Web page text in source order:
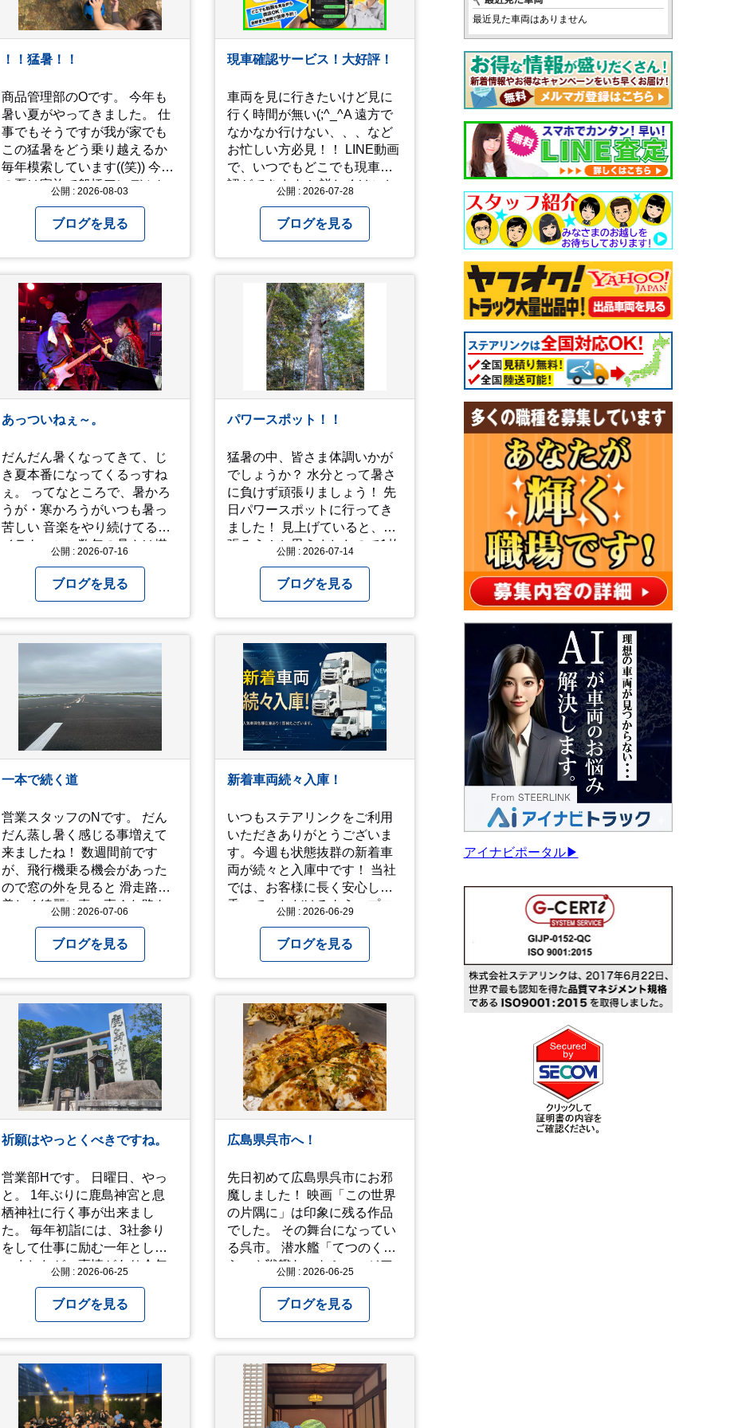
！！猛暑！！
商品管理部のOです。 今年も
暑い夏がやってきました。 仕
事でもそうですが我が家でも
この猛暑をどう乗り越えるか
毎年模索しています((笑)) 今年
の夏は家族で船橋アンデルセ
いっきり水遊びをさせまし
た。 2人でびしょ濡れになり
ながら沢山遊んでくれまし
た。 さて、来年の猛暑はどう
乗り越えるかまた模索してみ
ようと思います。
公開 : 2026-08-03
ブログを見る
現車確認サービス！大好評！
車両を見に行きたいけど見に
行く時間が無い(;^_^A 遠方で
なかなか行けない、、、など
お忙しい方必見！！ LINE動画
で、いつでもどこでも現車確
認ができます！ 詳しくはこち
https://www.steerlink.co.jp/truckinfo/live/
公開 : 2026-07-28
ブログを見る
あっついねぇ～。
だんだん暑くなってきて、じ
き夏本番になってくるっすね
ぇ。 ってなところで、暑かろ
うが・寒かろうがいつも暑っ
苦しい 音楽をやり続けてるオ
イラも、ここ数年の暑さは堪
は写真と動画上げときます。
昨年秋に、娘とのユニットで
「人間椅子」のカバーバンド
「人間イヌ」のライブ画像＆
しており、娘のファンからも
アップしてくれと たくさんお
願いされてやす。本人から
「メッ！」とされているので
ここだけの公開とします。 非
常に暑苦しいのでご観覧され
る方は、ご注意くださいま
せ。 では、熱中症に気を付け
https://youtu.be/QWVP8qzpsUE
公開 : 2026-07-16
ブログを見る
パワースポット！！
猛暑の中、皆さま体調いかが
でしょうか？ 水分とって暑さ
に負けず頑張りましょう！ 先
日パワースポットに行ってき
ました！ 見上げていると、頑
張ろう！と思えましたので1枚
公開 : 2026-07-14
ブログを見る
一本で続く道
営業スタッフのNです。 だん
だん蒸し暑く感じる事増えて
来ましたね！ 数週間前です
が、飛行機乗る機会があった
ので窓の外を見ると 滑走路の
美しく綺麗に真っ直ぐな路を
い出したりしました… 心が洗
われるような気持ちにもなり
ました。 たまにこういう景色
も見るのも、いいものです
ね！(^^ゞ これから暑さ本番に
なりますが皆様方くれぐれも
ご自愛ください
公開 : 2026-07-06
ブログを見る
新着車両続々入庫！
いつもステアリンクをご利用
いただきありがとうございま
す。今週も状態抜群の新着車
両が続々と入庫中です！ 当社
では、お客様に長く安心して
乗っていただけるよう、プロ
りを細かくチェック。確かな
「高品質」と納得できた即戦
力車両のみを厳選して仕入れ
ています。自慢のラインナッ
プを、ぜひお早めにご確認く
ださい！
公開 : 2026-06-29
ブログを見る
祈願はやっとくべきですね。
営業部Hです。 日曜日、やっ
と。 1年ぶりに鹿島神宮と息
栖神社に行く事が出来まし
た。 毎年初詣には、3社参り
をして仕事に励む一年として
いましたが、事情があり今年
宮のみ参拝。 今年一年の祈願
をしていないせいか？ 年始か
らですが、周りであまり良い
ことが耳に入らずで。気掛か
りな事がいくつか...。 年始か
ら、あっという間に半年が過
ぎやっとこさ。 3日後のこ
と。不思議ですね。 気にかか
公開 : 2026-06-25
ブログを見る
広島県呉市へ！
先日初めて広島県呉市にお邪
魔しました！ 映画「この世界
の片隅に」は印象に残る作品
でした。 その舞台になってい
る呉市。 潜水艦「てつのくじ
ら」や戦艦ヤマトミュージア
戦後の街の様子を知ることが
できました。 戦争についての
情報は胸の痛む内容もありま
すが、 改めて色々考えること
ができるので、行って本当に
良かったです！ そして美味し
い物もたくさん。 写真は地元
のスーパーで買った自分への
公開 : 2026-06-25
ブログを見る
最近見た車両はありません
アイナビポータル▶